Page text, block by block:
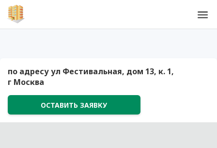
по адресу ул Фестивальная, дом 13, к. 1,
г Москва
ОСТАВИТЬ ЗАЯВКУ